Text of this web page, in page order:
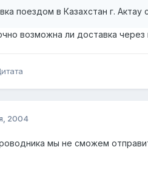
поездом в Казахстан г. Актау
возможна ли доставка
2004
мы не сможем